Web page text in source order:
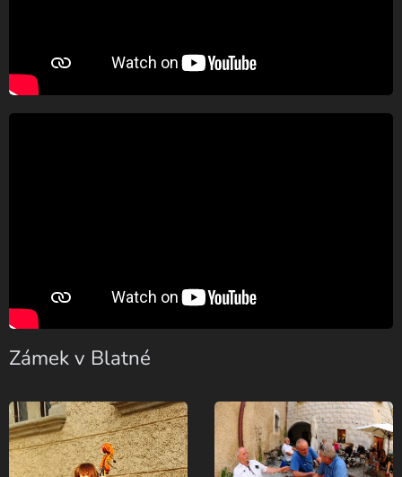
Zámek v Blatné